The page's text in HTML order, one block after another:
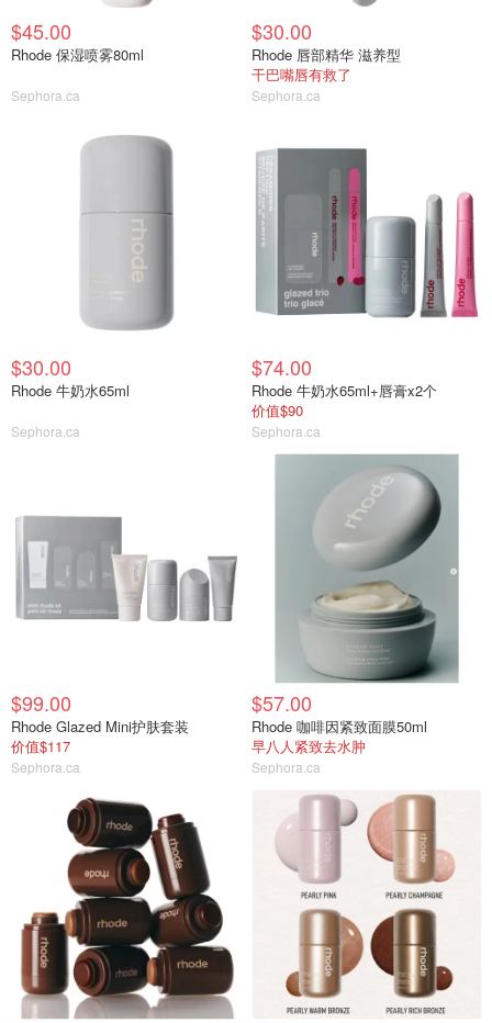
$45.00
Rhode 保湿喷雾80ml
Sephora.ca
$30.00
Rhode 唇部精华 滋养型
干巴嘴唇有救了
Sephora.ca
$30.00
Rhode 牛奶水65ml
Sephora.ca
$74.00
Rhode 牛奶水65ml+唇膏x2个
价值$90
Sephora.ca
$99.00
Rhode Glazed Mini护肤套装
价值$117
Sephora.ca
$57.00
Rhode 咖啡因紧致面膜50ml
早八人紧致去水肿
Sephora.ca